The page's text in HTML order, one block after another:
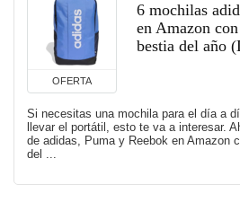
OFERTA
6 mochilas
en Amazon
bestia del año
Si necesitas una mochila para el día a
llevar el portátil, esto te va a interesar.
de adidas, Puma y Reebok en Amazon
del ...